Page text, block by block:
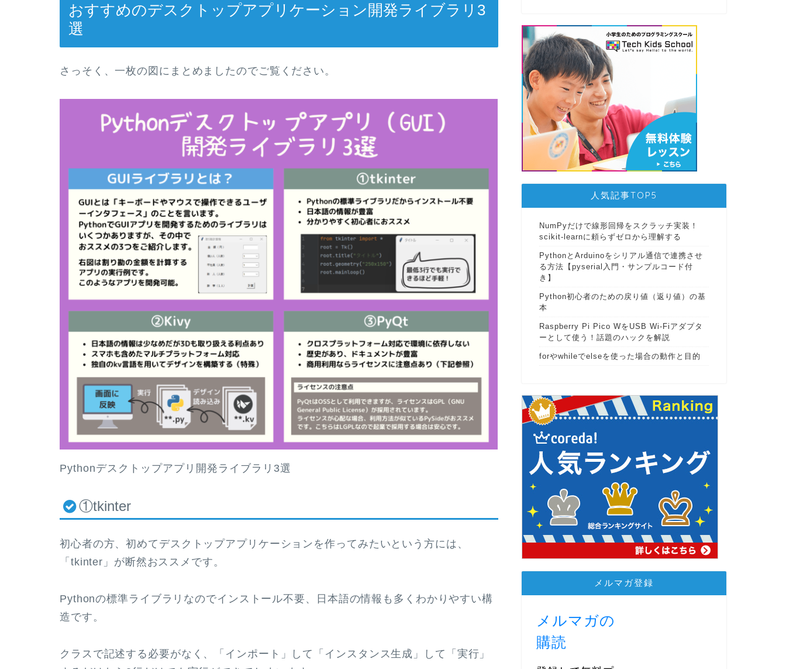
おすすめのデスクトップアプリケーション開発ライブラリ3
選
さっそく、一枚の図にまとめましたのでご覧ください。
Pythonデスクトップアプリ開発ライブラリ3選
①tkinter
初心者の方、初めてデスクトップアプリケーションを作ってみたいという方には、
「tkinter」が断然おススメです。
Pythonの標準ライブラリなのでインストール不要、日本語の情報も多くわかりやすい構
造です。
クラスで記述する必要がなく、「インポート」して「インスタンス生成」して「実行」
人気記事TOP5
NumPyだけで線形回帰をスクラッチ実装！
scikit-learnに頼らずゼロから理解する
PythonとArduinoをシリアル通信で連携させ
る方法【pyserial入門・サンプルコード付
き】
Python初心者のための戻り値（返り値）の基
本
Raspberry Pi Pico WをUSB Wi-Fiアダプタ
ーとして使う！話題のハックを解説
forやwhileでelseを使った場合の動作と目的
メルマガ登録
メルマガの
購読